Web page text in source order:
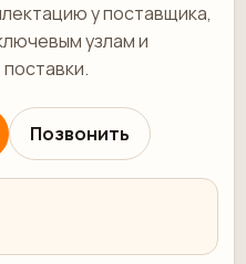
у поставщика,
узлам и
Позвонить